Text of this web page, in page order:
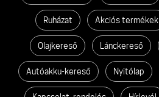
Ruházat Akciós termékek
Olajkereső Lánckereső
Autóakku-kereső Nyitólap